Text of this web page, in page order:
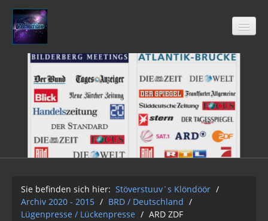
Stöverstuuv´s Klöndöör
04-2021
Archiv 2020 - 2015
AUFKLÄRUNG 2Q2Q
Sie befinden sich hier: Stöverstuuv´s Klöndöör /
Archiv 2020 - 2015 / BRD / Deutschland /
Lügenpresse / Lückenpresse / ARD ZDF